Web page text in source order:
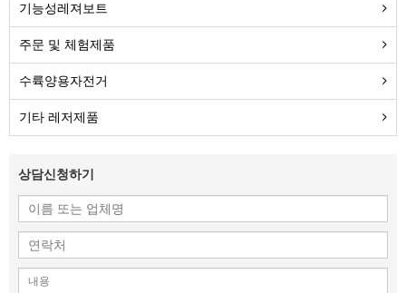
기능성레져보트
주문 및 체험제품
수륙양용자전거
기타 레저제품
상담신청하기